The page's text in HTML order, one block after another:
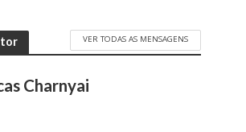
VER TODAS AS MENSAGENS
Charnyai